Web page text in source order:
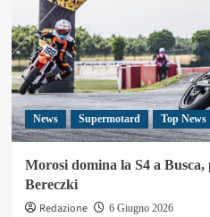
vince
Gara
1
News Supermotard Top News
Morosi domina la S4 a Busca,
Bereczki
Redazione
6 Giugno 2026